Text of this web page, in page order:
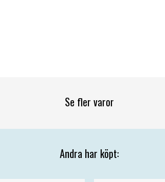
Se fler varor
Andra har köpt: